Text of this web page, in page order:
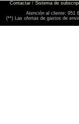
Contactar/ Sistema de
Atención al cliente: 951
(**) Las ofertas de gastos de